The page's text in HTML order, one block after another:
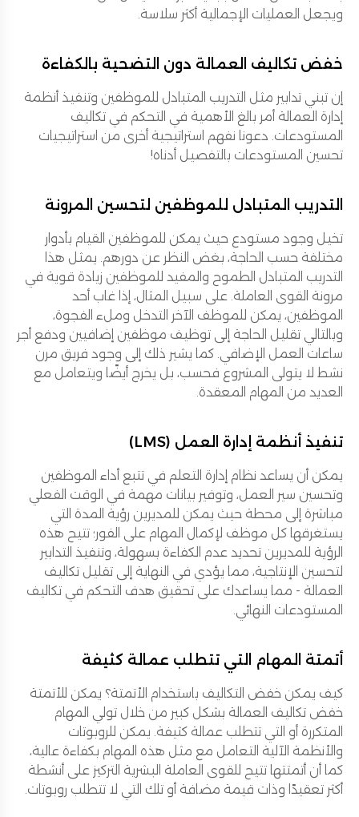
ويجعل العمليات الإجمالية أكثر سلاسة.
خفض تكاليف العمالة دون التضحية بالكفاءة
إن تبني تدابير مثل التدريب المتبادل للموظفين وتنفيذ أنظمة
إدارة العمالة أمر بالغ الأهمية في التحكم في تكاليف
المستودعات. دعونا نفهم استراتيجية أخرى من استراتيجيات
تحسين المستودعات بالتفصيل أدناه!
التدريب المتبادل للموظفين لتحسين المرونة
تخيل وجود مستودع حيث يمكن للموظفين القيام بأدوار
مختلفة حسب الحاجة، بغض النظر عن دورهم. يمثل هذا
التدريب المتبادل الطموح والمفيد للموظفين زيادة قوية في
مرونة القوى العاملة. على سبيل المثال، إذا غاب أحد
الموظفين، يمكن للموظف الآخر التدخل وملء الفجوة،
وبالتالي تقليل الحاجة إلى توظيف موظفين إضافيين ودفع أجر
ساعات العمل الإضافي. كما يشير ذلك إلى وجود فريق مرن
نشط لا يتولى المشروع فحسب، بل يخرج أيضًا ويتعامل مع
العديد من المهام المعقدة.
تنفيذ أنظمة إدارة العمل (LMS)
يمكن أن يساعد نظام إدارة التعلم في تتبع أداء الموظفين
وتحسين سير العمل، وتوفير بيانات مهمة في الوقت الفعلي
مباشرة إلى محطة حيث يمكن للمديرين رؤية المدة التي
يستغرقها كل موظف لإكمال المهام على الفور؛ تتيح هذه
الرؤية للمديرين تحديد عدم الكفاءة بسهولة، وتنفيذ التدابير
لتحسين الإنتاجية، مما يؤدي في النهاية إلى تقليل تكاليف
العمالة - مما يساعدك على تحقيق هدف التحكم في تكاليف
المستودعات النهائي.
أتمتة المهام التي تتطلب عمالة كثيفة
كيف يمكن خفض التكاليف باستخدام الأتمتة؟ يمكن للأتمتة
خفض تكاليف العمالة بشكل كبير من خلال تولي المهام
المتكررة أو التي تتطلب عمالة كثيفة. يمكن للروبوتات
والأنظمة الآلية التعامل مع مثل هذه المهام بكفاءة عالية،
كما أن أتمتتها تتيح للقوى العاملة البشرية التركيز على أنشطة
أكثر تعقيدًا وذات قيمة مضافة أو تلك التي لا تتطلب روبوتات.